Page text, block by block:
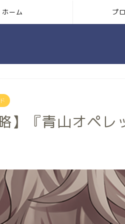
ホーム プ
略】『青山オペ